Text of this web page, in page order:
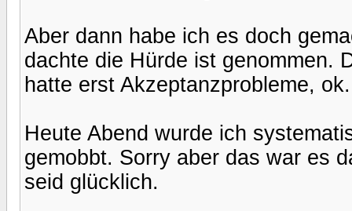
Aber dann habe ich es doch
dachte die Hürde ist genommen.
hatte erst Akzeptanzprobleme, ok.
Heute Abend wurde ich
gemobbt. Sorry aber das war es
seid glücklich.